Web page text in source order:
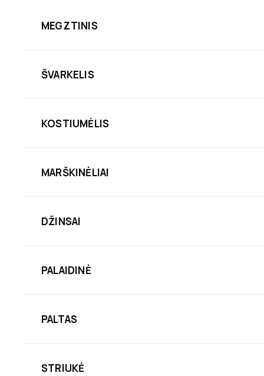
MEGZTINIS
ŠVARKELIS
KOSTIUMĖLIS
MARŠKINĖLIAI
DŽINSAI
PALAIDINĖ
PALTAS
STRIUKĖ